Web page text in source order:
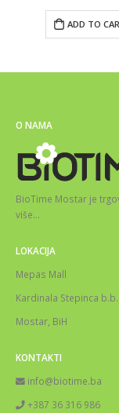
ADD TO
O NAMA
BioTime Mostar je
više…
LOKACIJA
Mepas Mall
Kardinala Stepinca b.b.
Mostar, BiH
KONTAKTI
info@biotime.ba
+387 36 316 986